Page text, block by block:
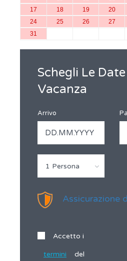
17
18 19 20
24
25 26 27
31
Schegli Le
Vacanza
Arrivo
1 Persona
Assicurazione
Accetto i
termini del